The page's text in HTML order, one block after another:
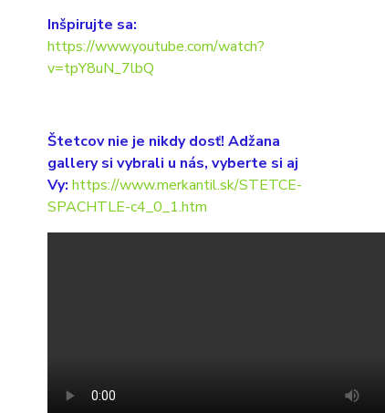
Inšpirujte sa:
https://www.youtube.com/watch?
v=tpY8uN_7lbQ
Štetcov nie je nikdy dosť! Adžana
gallery si vybrali u nás, vyberte si aj
Vy: https://www.merkantil.sk/STETCE-
SPACHTLE-c4_0_1.htm